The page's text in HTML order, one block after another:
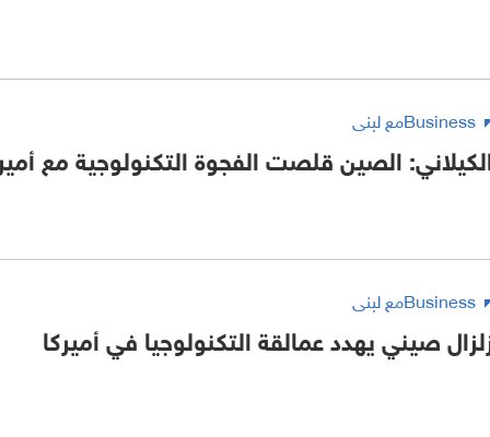
Businessمع لبنى
الصين قلصت الفجوة التكنولوجية مع
Businessمع لبنى
صيني يهدد عمالقة التكنولوجيا في أميركا